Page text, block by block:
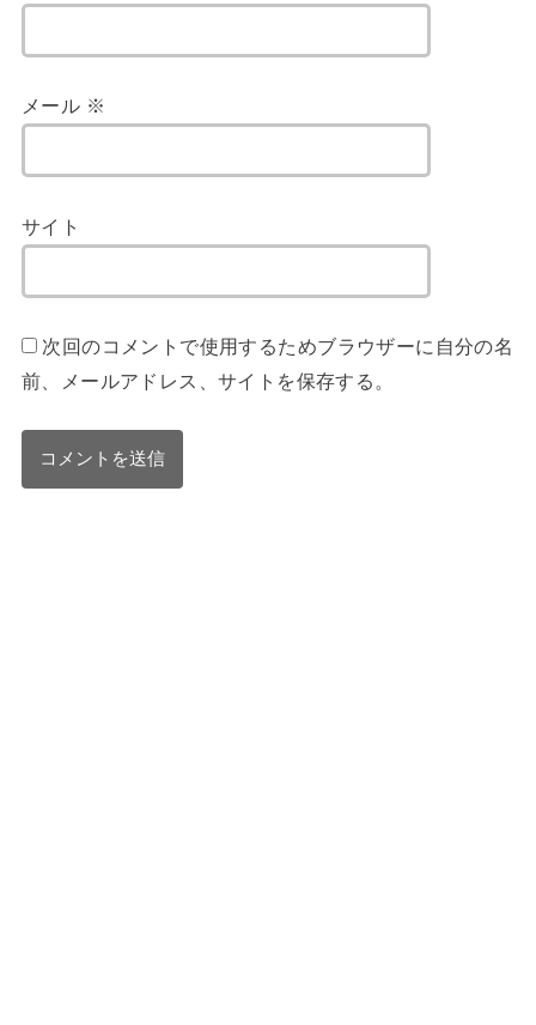
メール ※
サイト
次回のコメントで使用するためブラウザーに自分の名
前、メールアドレス、サイトを保存する。